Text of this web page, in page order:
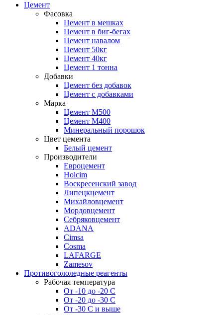
Цемент
Фасовка
Цемент в мешках
Цемент в биг-бегах
Цемент навалом
Цемент 50кг
Цемент 40кг
Цемент 1 тонна
Добавки
Цемент без добавок
Цемент с добавками
Марка
Цемент М500
Цемент М400
Минеральный порошок
Цвет цемента
Белый цемент
Производители
Евроцемент
Holcim
Воскресенский завод
Липецкцемент
Михайловцемент
Мордовцемент
Себряковцемент
ADANA
Cimsa
Cosma
LAFARGE
Zamesov
Противогололедные реагенты
Рабочая температура
От -10 до -20 С
От -20 до -30 С
От -30 С и выше